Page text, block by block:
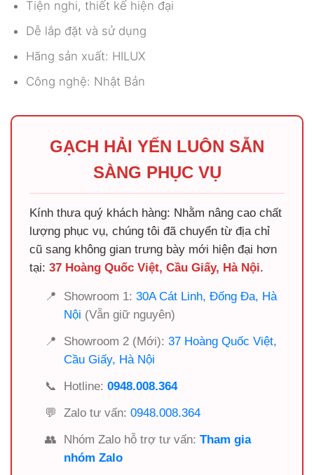
Tiện nghi, thiết kế hiện đại
Dễ lắp đặt và sử dụng
Hãng sản xuất: HILUX
Công nghệ: Nhật Bản
GẠCH HẢI YẾN LUÔN SẴN
SÀNG PHỤC VỤ
Kính thưa quý khách hàng: Nhằm nâng cao chất
lượng phục vụ, chúng tôi đã chuyển từ địa chỉ
cũ sang không gian trưng bày mới hiện đại hơn
tại: 37 Hoàng Quốc Việt, Cầu Giấy, Hà Nội.
📍 Showroom 1: 30A Cát Linh, Đống Đa, Hà
Nội (Vẫn giữ nguyên)
📍
Showroom 2 (Mới): 37 Hoàng Quốc Việt,
Cầu Giấy, Hà Nội
📞
Hotline: 0948.008.364
💬
Zalo tư vấn: 0948.008.364
👥
Nhóm Zalo hỗ trợ tư vấn: Tham gia
nhóm Zalo